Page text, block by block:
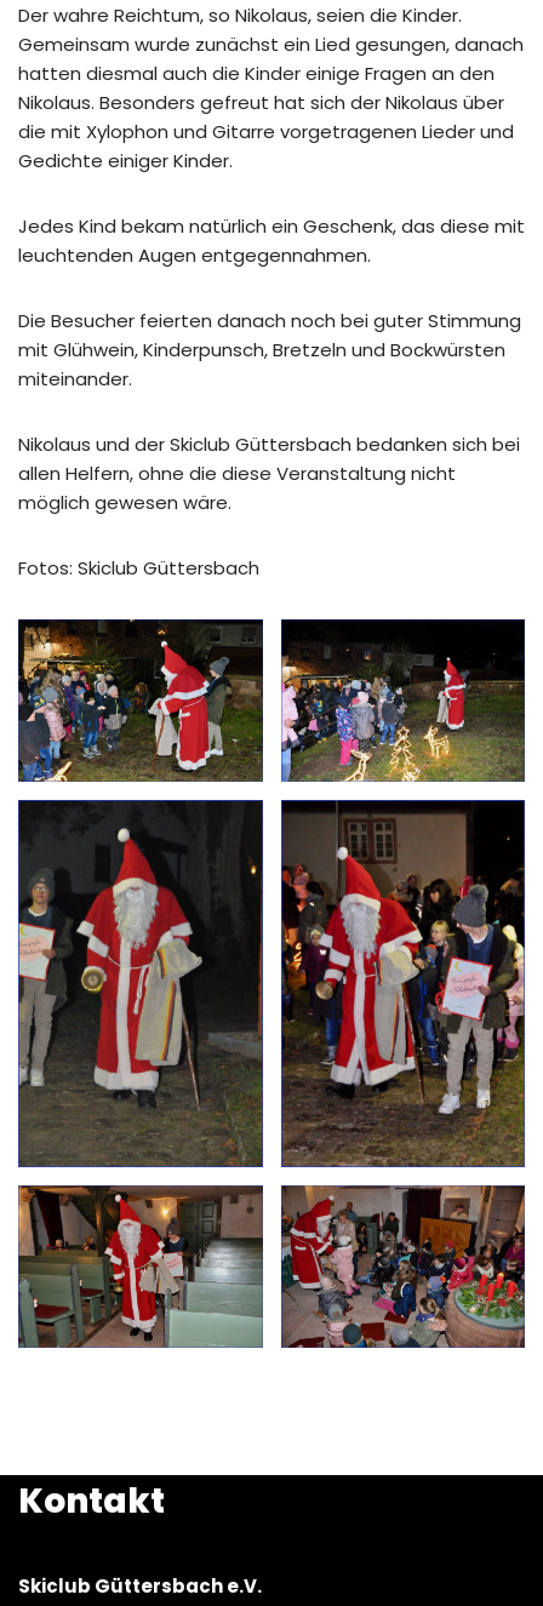
Der wahre Reichtum, so Nikolaus, seien die Kinder.
Gemeinsam wurde zunächst ein Lied gesungen, danach
hatten diesmal auch die Kinder einige Fragen an den
Nikolaus. Besonders gefreut hat sich der Nikolaus über
die mit Xylophon und Gitarre vorgetragenen Lieder und
Gedichte einiger Kinder.
Jedes Kind bekam natürlich ein Geschenk, das diese mit
leuchtenden Augen entgegennahmen.
Die Besucher feierten danach noch bei guter Stimmung
mit Glühwein, Kinderpunsch, Bretzeln und Bockwürsten
miteinander.
Nikolaus und der Skiclub Güttersbach bedanken sich bei
allen Helfern, ohne die diese Veranstaltung nicht
möglich gewesen wäre.
Fotos: Skiclub Güttersbach
Kontakt
Skiclub Güttersbach e.V.